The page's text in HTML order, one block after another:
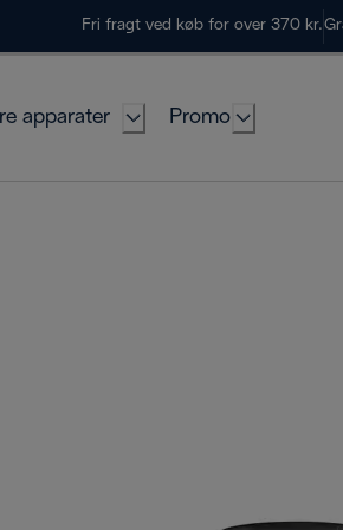
Fri fragt ved køb for over 370 kr.
apparater Promo